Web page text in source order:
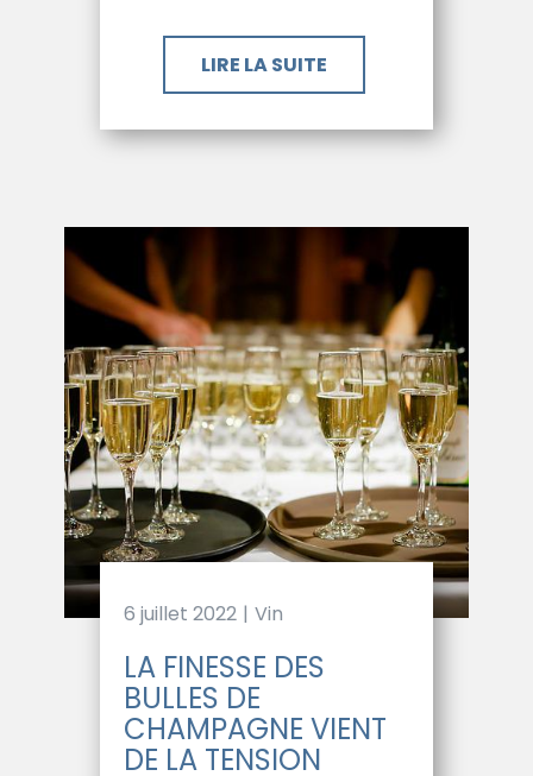
LIRE LA SUITE
6 juillet 2022 Vin
LA FINESSE DES
BULLES DE
CHAMPAGNE VIENT
DE LA TENSION